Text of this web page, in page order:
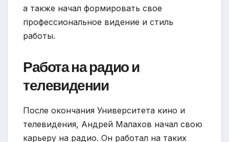
а также начал формировать свое
профессиональное видение и стиль
работы.
Работа на радио и
телевидении
После окончания Университета кино и
телевидения, Андрей Малахов начал свою
карьеру на радио. Он работал на таких